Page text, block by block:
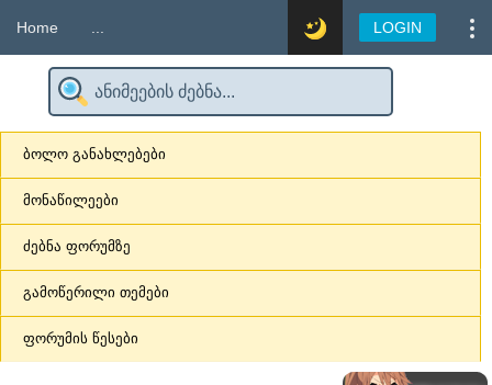
Home LOGIN
ბოლო განახლებები
მონაწილეები
ძებნა ფორუმზე
გამოწერილი თემები
ფორუმის წესები